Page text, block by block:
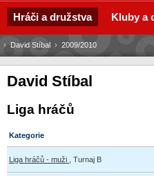
David Stíbal
Liga hráčů
Kategorie
Liga hráčů - muži , Turnaj B
› David Stíbal › 2009/2010
Hráči a družstva Kluby a